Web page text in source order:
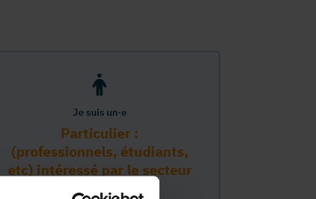
Je suis un·e
Particulier :
(professionnels, étudiants,
etc) intéressé par le secteur
PMS